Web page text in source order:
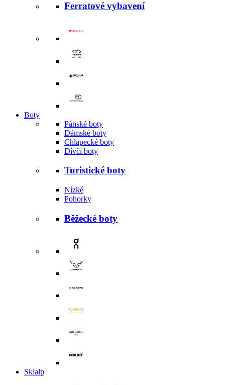
Ferratové vybavení
Boty
Pánské boty
Dámské boty
Chlapecké boty
Dívčí boty
Turistické boty
Nízké
Pohorky
Běžecké boty
Skialp